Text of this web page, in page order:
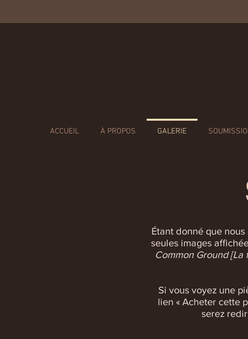
ACCUEIL À PROPOS GALERIE
Étant donné que
seules images
Common Ground [La
Si vous voyez une
lien « Acheter cette
serez